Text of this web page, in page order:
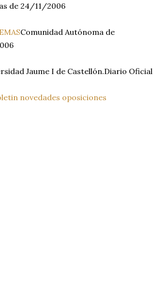
de 24/11/2006
Comunidad Autónoma de
Jaume I de Castellón.Diario Oficial
novedades oposiciones